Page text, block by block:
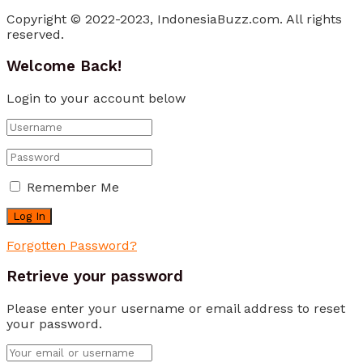
Copyright © 2022-2023, IndonesiaBuzz.com. All rights
reserved.
Welcome Back!
Login to your account below
Remember Me
Forgotten Password?
Retrieve your password
Please enter your username or email address to reset
your password.